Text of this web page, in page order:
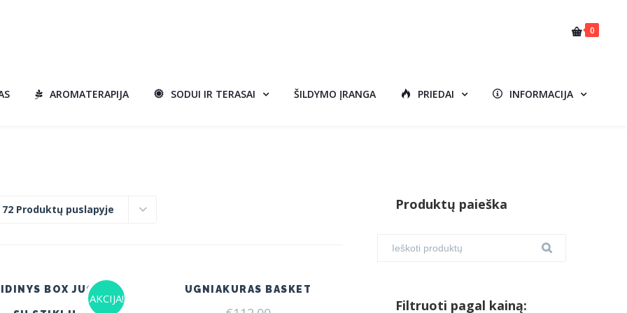
0
AROMATERAPIJA SODUI IR TERASAI ŠILDYMO ĮRANGA PRIEDAI INFORMACIJA
72 Produktų puslapyje
AKCIJA!
BOX JUODAS UGNIAKURAS BASKET
Produktų paieška
Filtruoti pagal kainą: